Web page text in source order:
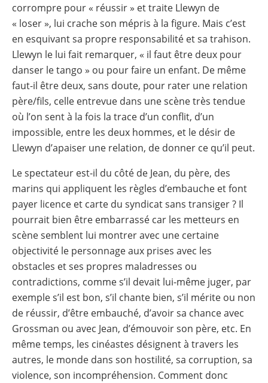
corrompre pour « réussir » et traite Llewyn de
« loser », lui crache son mépris à la figure. Mais c’est
en esquivant sa propre responsabilité et sa trahison.
Llewyn le lui fait remarquer, « il faut être deux pour
danser le tango » ou pour faire un enfant. De même
faut-il être deux, sans doute, pour rater une relation
père/fils, celle entrevue dans une scène très tendue
où l’on sent à la fois la trace d’un conflit, d’un
impossible, entre les deux hommes, et le désir de
Llewyn d’apaiser une relation, de donner ce qu’il peut.
Le spectateur est-il du côté de Jean, du père, des
marins qui appliquent les règles d’embauche et font
payer licence et carte du syndicat sans transiger ? Il
pourrait bien être embarrassé car les metteurs en
scène semblent lui montrer avec une certaine
objectivité le personnage aux prises avec les
obstacles et ses propres maladresses ou
contradictions, comme s’il devait lui-même juger, par
exemple s’il est bon, s’il chante bien, s’il mérite ou non
de réussir, d’être embauché, d’avoir sa chance avec
Grossman ou avec Jean, d’émouvoir son père, etc. En
même temps, les cinéastes désignent à travers les
autres, le monde dans son hostilité, sa corruption, sa
violence, son incompréhension. Comment donc